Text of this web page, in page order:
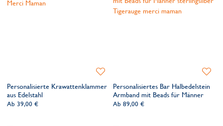
Personalisierte Krawattenklammer
aus Edelstahl
Ab 39,00 €
Zur
hinzufügenPersonalisiertes Bar Halbedelstein
Armband mit Beads für Männer
Ab 89,00 €
Zur